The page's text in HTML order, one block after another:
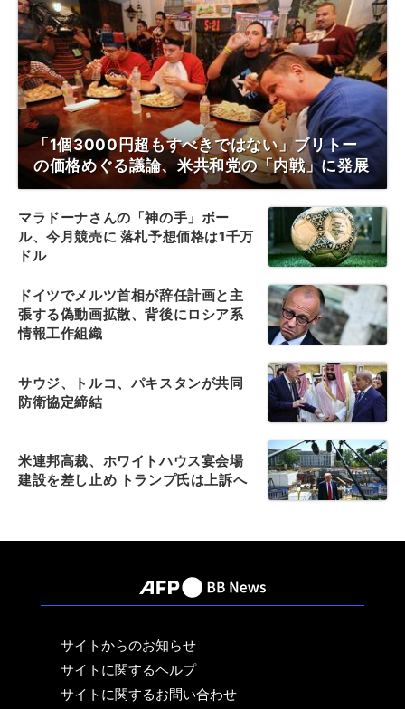
「1個3000円超もすべきではない」ブリトー
の価格めぐる議論、米共和党の「内戦」に発展
マラドーナさんの「神の手」ボー
ル、今月競売に 落札予想価格は1千万
ドル
ドイツでメルツ首相が辞任計画と主
張する偽動画拡散、背後にロシア系
情報工作組織
サウジ、トルコ、パキスタンが共同
防衛協定締結
米連邦高裁、ホワイトハウス宴会場
建設を差し止め トランプ氏は上訴へ
サイトからのお知らせ
サイトに関するヘルプ
サイトに関するお問い合わせ